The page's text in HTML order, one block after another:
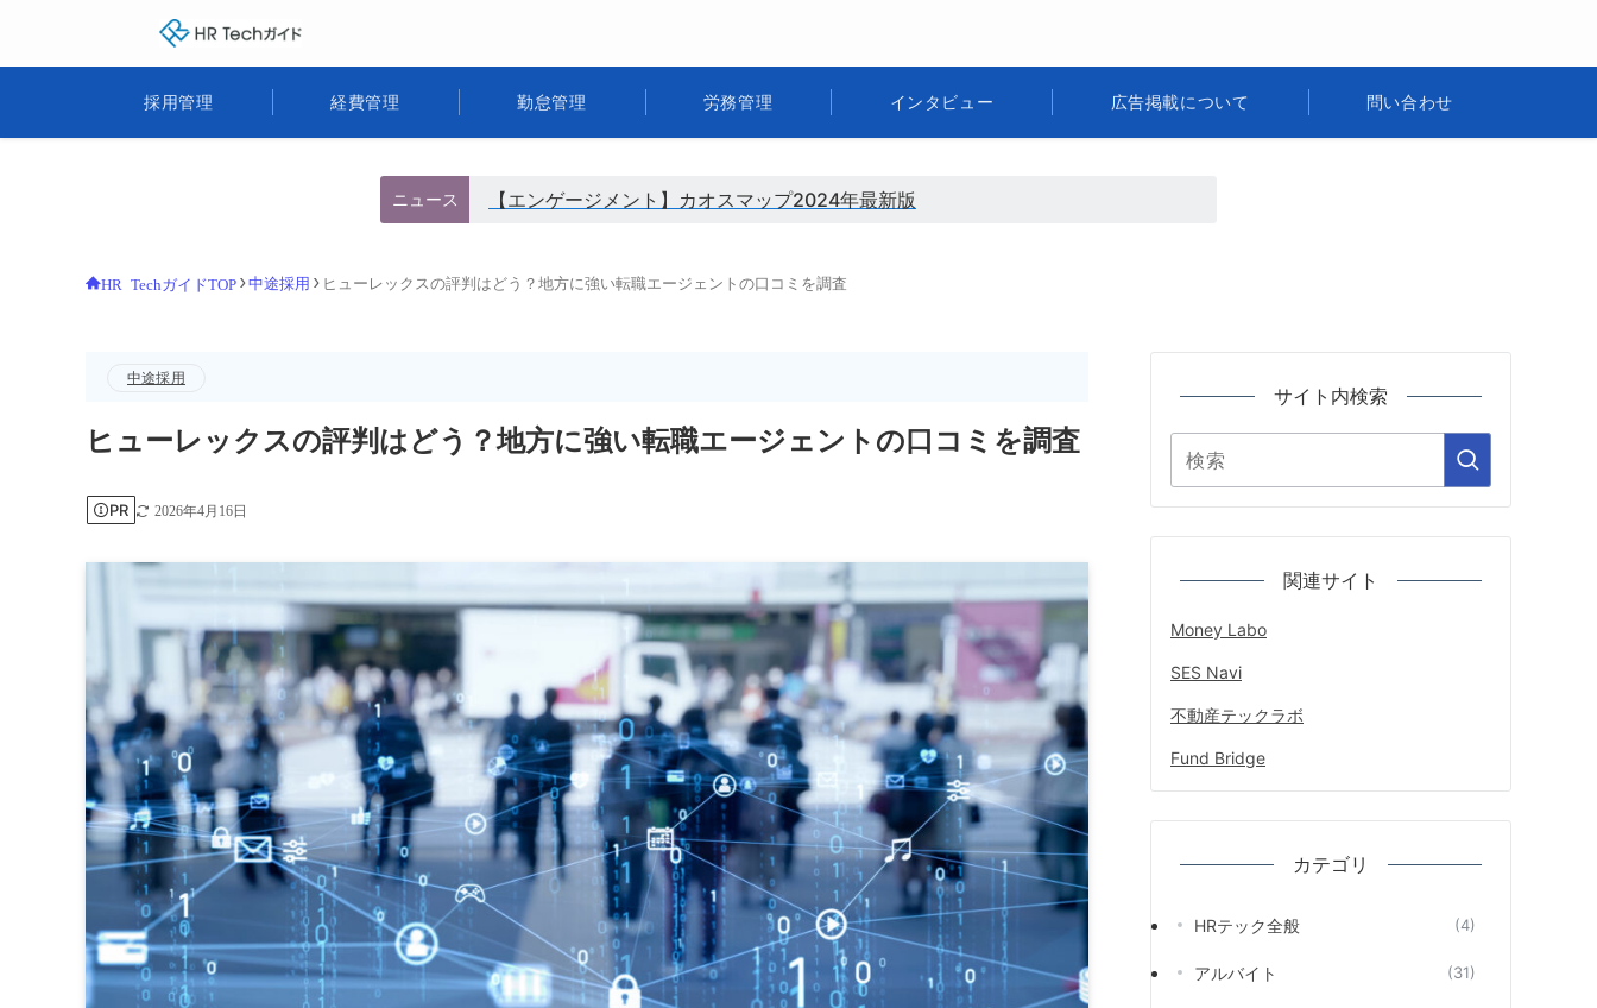
HR Techガイド
採用管理 経費管理 勤怠管理 労務管理 インタビュー 広告掲載について 問い合わせ
ニュース 【エンゲージメント】カオスマップ2024年最新版
HR TechガイドTOP 中途採用 ヒューレックスの評判はどう？地方に強い転職エージェントの口コミを調査
中途採用
ヒューレックスの評判はどう？地方に強い転職エージェントの口コミを調査
PR 2026年4月16日
サイト内検索
関連サイト
Money Labo
SES Navi
不動産テックラボ
Fund Bridge
カテゴリ
HRテック全般 (4)
アルバイト (31)